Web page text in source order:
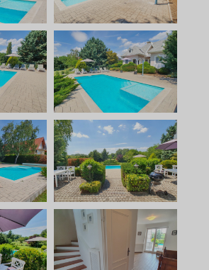
SZÁLLÁSOK
KERÉKPÁR ÉS E-BIKE
KAPCSOLAT